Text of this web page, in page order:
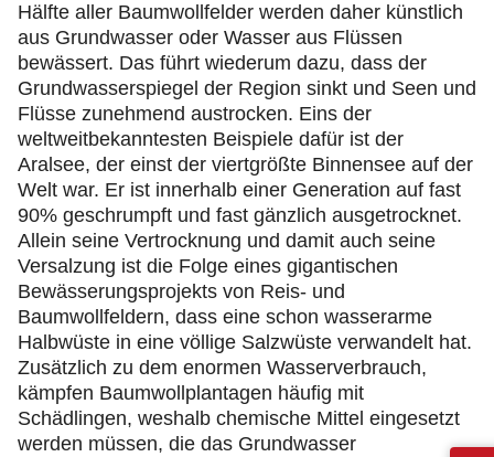
Hälfte aller Baumwollfelder werden daher künstlich
aus Grundwasser oder Wasser aus Flüssen
bewässert. Das führt wiederum dazu, dass der
Grundwasserspiegel der Region sinkt und Seen und
Flüsse zunehmend austrocken. Eins der
weltweitbekanntesten Beispiele dafür ist der
Aralsee, der einst der viertgrößte Binnensee auf der
Welt war. Er ist innerhalb einer Generation auf fast
90% geschrumpft und fast gänzlich ausgetrocknet.
Allein seine Vertrocknung und damit auch seine
Versalzung ist die Folge eines gigantischen
Bewässerungsprojekts von Reis- und
Baumwollfeldern, dass eine schon wasserarme
Halbwüste in eine völlige Salzwüste verwandelt hat.
Zusätzlich zu dem enormen Wasserverbrauch,
kämpfen Baumwollplantagen häufig mit
Schädlingen, weshalb chemische Mittel eingesetzt
werden müssen, die das Grundwasser